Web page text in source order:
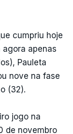
cumpriu hoje
agora apenas
Pauleta
nove na fase
(32).
jogo na
de novembro